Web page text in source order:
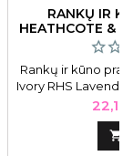
RANKŲ IR
HEATHCOTE &
GARDEN
Rankų ir kūno
Ivory RHS
&amp; BodyKaina
